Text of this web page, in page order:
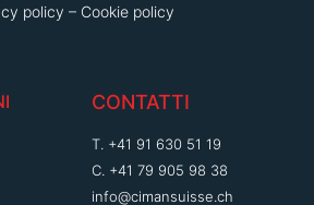
policy – Cookie policy
CONTATTI
T. +41 91 630 51 19
C. +41 79 905 98 38
info@cimansuisse.ch